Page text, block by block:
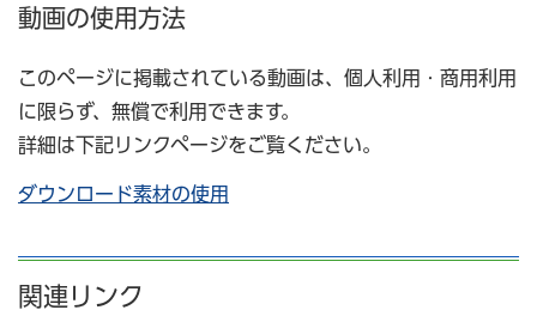
動画の使用方法
このページに掲載されている動画は、個人利用・商用利用
に限らず、無償で利用できます。
詳細は下記リンクページをご覧ください。
ダウンロード素材の使用
関連リンク